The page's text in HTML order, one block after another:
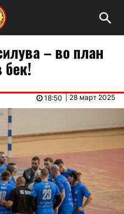
– во план
бек!
28 март 2025
18:50